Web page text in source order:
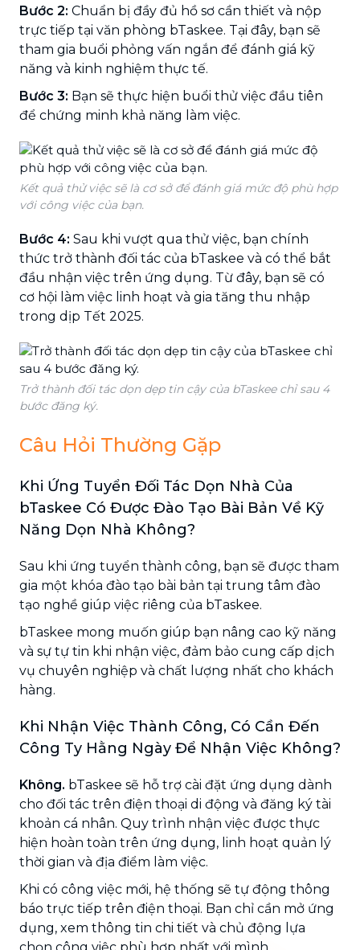
Bước 2: Chuẩn bị đầy đủ hồ sơ cần thiết và nộp
trực tiếp tại văn phòng bTaskee. Tại đây, bạn sẽ
tham gia buổi phỏng vấn ngắn để đánh giá kỹ
năng và kinh nghiệm thực tế.
Bước 3: Bạn sẽ thực hiện buổi thử việc đầu tiên
để chứng minh khả năng làm việc.
Kết quả thử việc sẽ là cơ sở để đánh giá mức độ phù hợp
với công việc của bạn.
Bước 4: Sau khi vượt qua thử việc, bạn chính
thức trở thành đối tác của bTaskee và có thể bắt
đầu nhận việc trên ứng dụng. Từ đây, bạn sẽ có
cơ hội làm việc linh hoạt và gia tăng thu nhập
trong dịp Tết 2025.
Trở thành đối tác dọn dẹp tin cậy của bTaskee chỉ sau 4
bước đăng ký.
Câu Hỏi Thường Gặp
Khi Ứng Tuyển Đối Tác Dọn Nhà Của
bTaskee Có Được Đào Tạo Bài Bản Về Kỹ
Năng Dọn Nhà Không?
Sau khi ứng tuyển thành công, bạn sẽ được tham
gia một khóa đào tạo bài bản tại trung tâm đào
tạo nghề giúp việc riêng của bTaskee.
bTaskee mong muốn giúp bạn nâng cao kỹ năng
và sự tự tin khi nhận việc, đảm bảo cung cấp dịch
vụ chuyên nghiệp và chất lượng nhất cho khách
hàng.
Khi Nhận Việc Thành Công, Có Cần Đến
Công Ty Hằng Ngày Để Nhận Việc Không?
Không. bTaskee sẽ hỗ trợ cài đặt ứng dụng dành
cho đối tác trên điện thoại di động và đăng ký tài
khoản cá nhân. Quy trình nhận việc được thực
hiện hoàn toàn trên ứng dụng, linh hoạt quản lý
thời gian và địa điểm làm việc.
Khi có công việc mới, hệ thống sẽ tự động thông
báo trực tiếp trên điện thoại. Bạn chỉ cần mở ứng
dụng, xem thông tin chi tiết và chủ động lựa
chọn công việc phù hợp nhất với mình.